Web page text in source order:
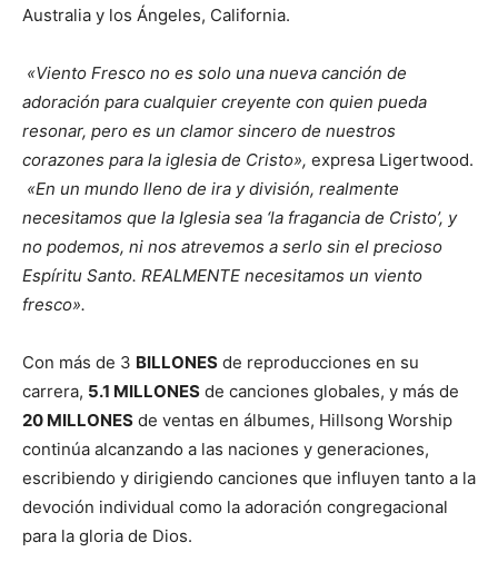
Australia y los Ángeles, California.
«Viento Fresco no es solo una nueva canción de
adoración para cualquier creyente con quien pueda
resonar, pero es un clamor sincero de nuestros
corazones para la iglesia de Cristo», expresa Ligertwood.
«En un mundo lleno de ira y división, realmente
necesitamos que la Iglesia sea ‘la fragancia de Cristo’, y
no podemos, ni nos atrevemos a serlo sin el precioso
Espíritu Santo. REALMENTE necesitamos un viento
fresco».
Con más de 3 BILLONES de reproducciones en su
carrera, 5.1 MILLONES de canciones globales, y más de
20 MILLONES de ventas en álbumes, Hillsong Worship
continúa alcanzando a las naciones y generaciones,
escribiendo y dirigiendo canciones que influyen tanto a la
devoción individual como la adoración congregacional
para la gloria de Dios.